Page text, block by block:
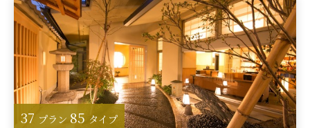
37 プラン 85 タイプ